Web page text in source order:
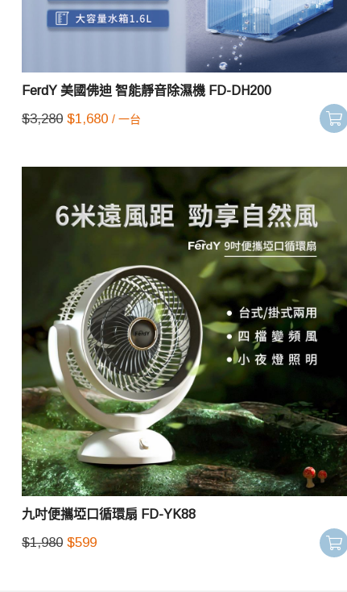
FerdY 美國佛迪 智能靜音除濕機 FD-DH200
$3,280 $1,680 / 一台
九吋便攜埡口循環扇 FD-YK88
$1,980 $599